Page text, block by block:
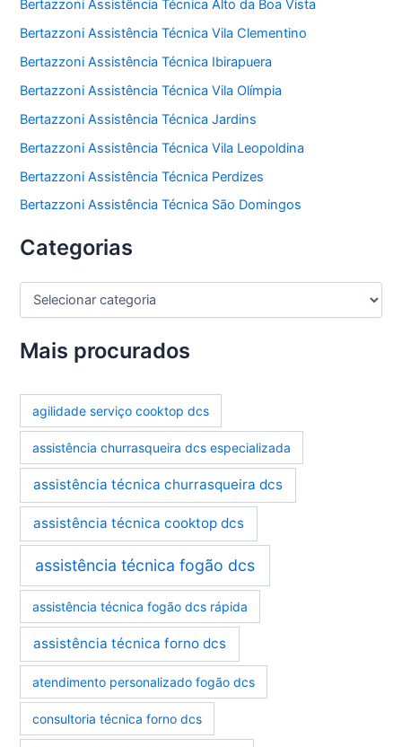
Bertazzoni Assistência Técnica Alto da Boa Vista
Bertazzoni Assistência Técnica Vila Clementino
Bertazzoni Assistência Técnica Ibirapuera
Bertazzoni Assistência Técnica Vila Olímpia
Bertazzoni Assistência Técnica Jardins
Bertazzoni Assistência Técnica Vila Leopoldina
Bertazzoni Assistência Técnica Perdizes
Bertazzoni Assistência Técnica São Domingos
Categorias
C
e
g
r
a
Mais procurados
agilidade serviço cooktop dcs
assistência churrasqueira dcs especializada
assistência técnica churrasqueira dcs
assistência técnica cooktop dcs
assistência técnica fogão dcs
assistência técnica fogão dcs rápida
assistência técnica forno dcs
atendimento personalizado fogão dcs
consultoria técnica forno dcs